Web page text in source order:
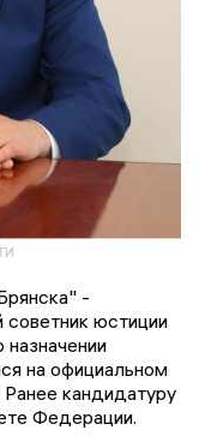
-
юстиции
на официальном
Ранее кандидатуру
Федерации.